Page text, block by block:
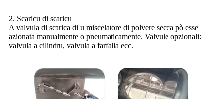
2. Scaricu di scaricu
A valvula di scarica di u miscelatore di polvere secca pò esse
azionata manualmente o pneumaticamente. Valvule opzionali:
valvula a cilindru, valvula a farfalla ecc.